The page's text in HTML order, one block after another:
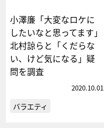
小澤廉「大変なロケに
したいなと思ってます」
北村諒らと「くだらな
い、けど気になる」疑
問を調査
2020.10.01
バラエティ